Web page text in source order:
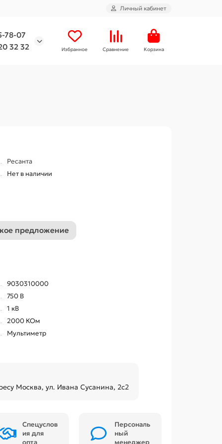
Личный кабинет
78-07
32 32
Избранное Сравнение Корзина
Ресанта
Нет в наличии
предложение
9030310000
750 В
1 кВ
2000 КОм
Мультиметр
Москва, ул. Ивана Сусанина, 2с2
Спецуслов
ия для
опта
Персональ
ный
менеджер